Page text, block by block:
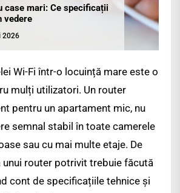
case mari: Ce specificații
vedere
2026
Wi-Fi într-o locuință mare este o
mulți utilizatori. Un router
pentru un apartament mic, nu
semnal stabil în toate camerele
sau cu mai multe etaje. De
unui router potrivit trebuie făcută
cont de specificațiile tehnice și